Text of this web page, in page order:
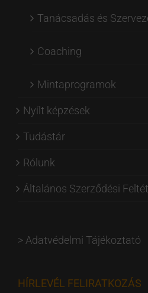
Tanácsadás és
Coaching
Mintaprogramok
Nyílt képzések
Tudástár
Rólunk
Általános Szerződési
>Adatvédelmi Tájékoztató
HÍRLEVÉL FELIRATKOZÁS